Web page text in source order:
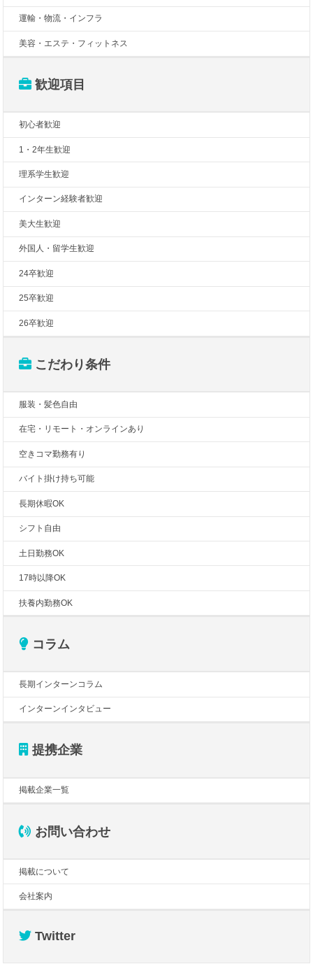
運輸・物流・インフラ
美容・エステ・フィットネス
歓迎項目
初心者歓迎
1・2年生歓迎
理系学生歓迎
インターン経験者歓迎
美大生歓迎
外国人・留学生歓迎
24卒歓迎
25卒歓迎
26卒歓迎
こだわり条件
服装・髪色自由
在宅・リモート・オンラインあり
空きコマ勤務有り
バイト掛け持ち可能
長期休暇OK
シフト自由
土日勤務OK
17時以降OK
扶養内勤務OK
コラム
長期インターンコラム
インターンインタビュー
提携企業
掲載企業一覧
お問い合わせ
掲載について
会社案内
Twitter